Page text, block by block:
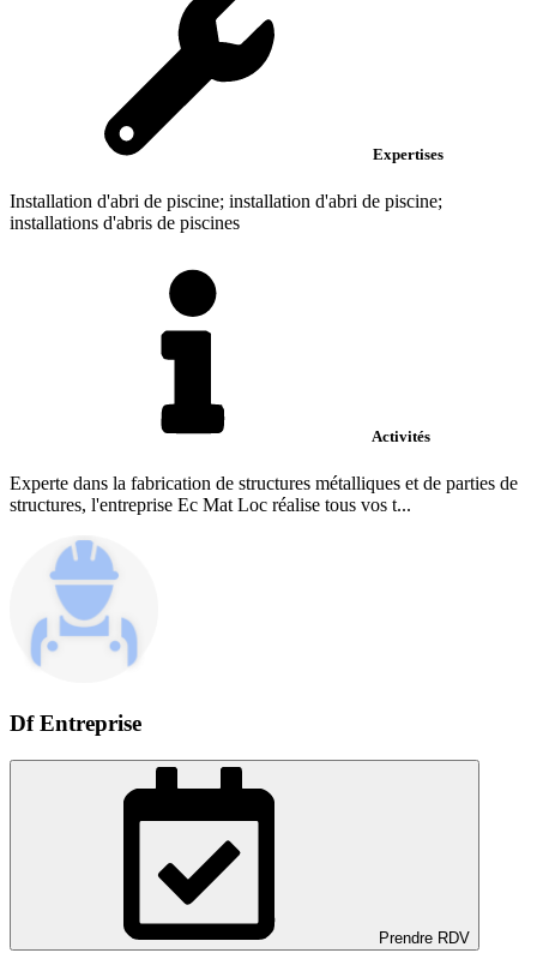
Expertises
Installation d'abri de piscine; installation d'abri de piscine;
installations d'abris de piscines
Activités
Experte dans la fabrication de structures métalliques et de parties de
structures, l'entreprise Ec Mat Loc réalise tous vos t...
Df Entreprise
Prendre RDV